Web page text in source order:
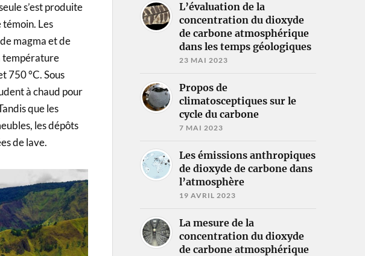
s’est produite
témoin. Les
magma et de
température
750 °C. Sous
à chaud pour
que les
les dépôts
de lave.
L’évaluation de la
concentration du dioxyde
de carbone atmosphérique
dans les temps géologiques
23 MAI 2023
Propos de
climatosceptiques sur le
cycle du carbone
7 MAI 2023
Les émissions anthropiques
de dioxyde de carbone dans
l’atmosphère
19 AVRIL 2023
La mesure de la
concentration du dioxyde
de carbone atmosphérique